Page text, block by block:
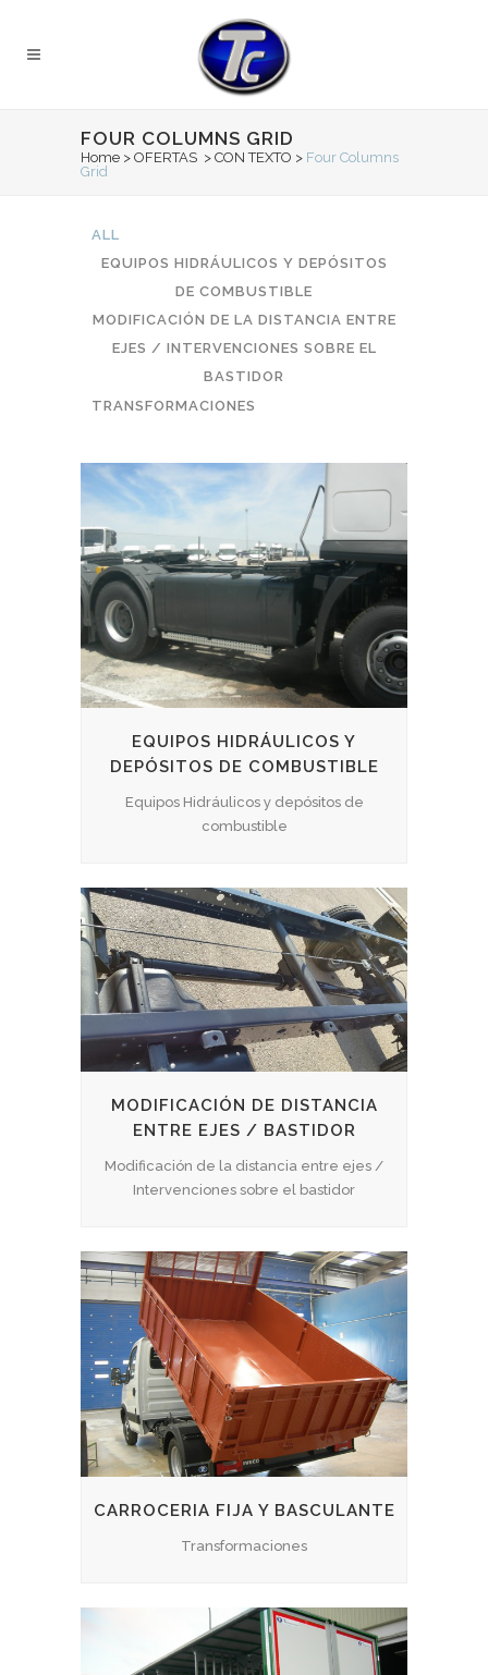
FOUR COLUMNS GRID
Home > OFERTAS > CON TEXTO > Four Columns
Grid
ALL
EQUIPOS HIDRÁULICOS Y DEPÓSITOS
DE COMBUSTIBLE
MODIFICACIÓN DE LA DISTANCIA ENTRE
EJES / INTERVENCIONES SOBRE EL
BASTIDOR
TRANSFORMACIONES
EQUIPOS HIDRÁULICOS Y
DEPÓSITOS DE COMBUSTIBLE
Equipos Hidráulicos y depósitos de
combustible
MODIFICACIÓN DE DISTANCIA
ENTRE EJES / BASTIDOR
Modificación de la distancia entre ejes /
Intervenciones sobre el bastidor
CARROCERIA FIJA Y BASCULANTE
Transformaciones